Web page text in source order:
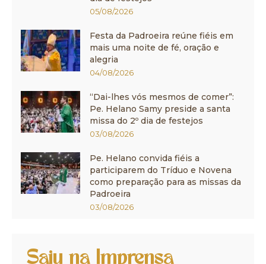
05/08/2026
Festa da Padroeira reúne fiéis em
mais uma noite de fé, oração e
alegria
04/08/2026
“Dai-lhes vós mesmos de comer”:
Pe. Helano Samy preside a santa
missa do 2º dia de festejos
03/08/2026
Pe. Helano convida fiéis a
participarem do Tríduo e Novena
como preparação para as missas da
Padroeira
03/08/2026
Saiu na Imprensa